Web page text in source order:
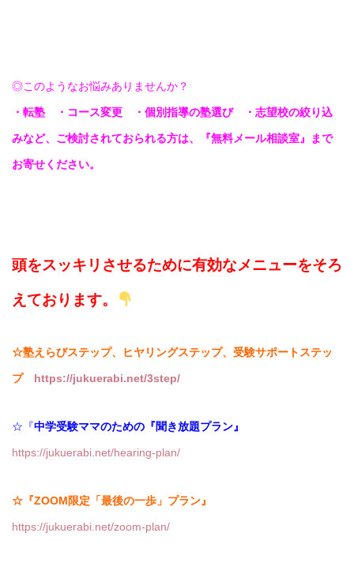
◎このようなお悩みありませんか？
・転塾 ・コース変更 ・個別指導の塾選び ・志望校の絞り込
みなど、ご検討されておられる方は、『無料メール相談室』まで
お寄せください。
頭をスッキリさせるために有効なメニューをそろ
えております。
☆塾えらびステップ、ヒヤリングステップ、受験サポートステッ
プ https://jukuerabi.net/3step/
☆『中学受験ママのための『聞き放題プラン』
https://jukuerabi.net/hearing-plan/
☆『ZOOM限定「最後の一歩」プラン』
https://jukuerabi.net/zoom-plan/